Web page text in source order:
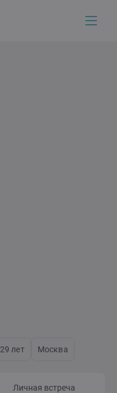
29 лет Москва
Личная встреча